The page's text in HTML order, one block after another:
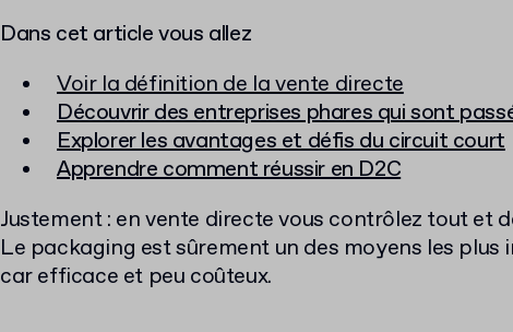
Dans cet article vous allez
Voir la définition de la vente directe
Découvrir des entreprises phares qui sont
Explorer les avantages et défis du circuit court
Apprendre comment réussir en D2C
Justement : en vente directe vous contrôlez tout et
Le packaging est sûrement un des moyens les plus
car efficace et peu coûteux.